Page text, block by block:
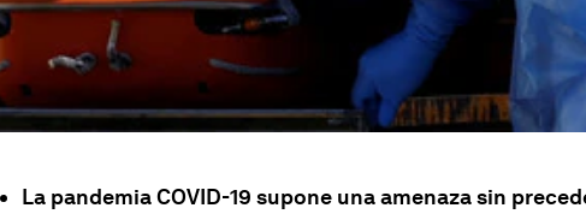
La pandemia COVID-19 supone una amenaza sin